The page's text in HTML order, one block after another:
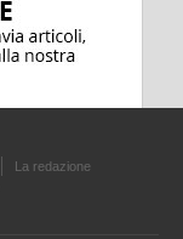
La redazione